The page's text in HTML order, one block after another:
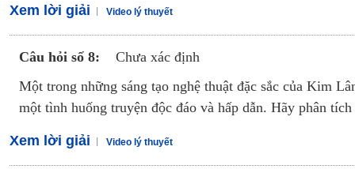
Xem lời giải Video lý thuyết
Câu hỏi số 8:
Chưa xác định
Một trong những sáng tạo nghệ thuật đặc sắc của Kim
một tình huống truyện độc đáo và hấp dẫn. Hãy phân
Xem lời giải Video lý thuyết